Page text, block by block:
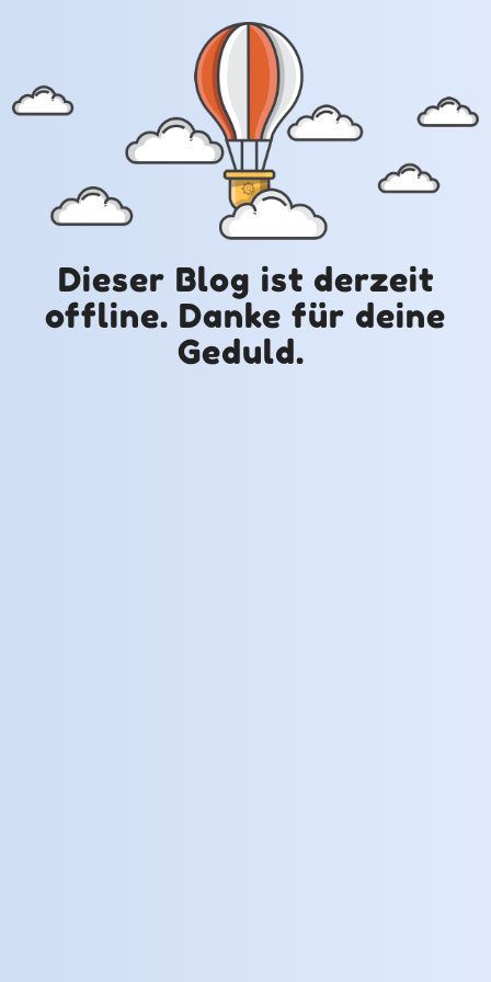
Dieser Blog ist derzeit
offline. Danke für deine
Geduld.